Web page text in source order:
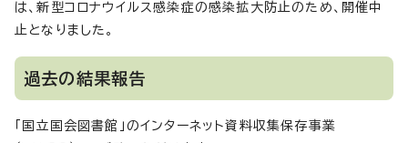
は、新型コロナウイルス感染症の感染拡大防止のため、開催中
止となりました。
過去の結果報告
「国立国会図書館」のインターネット資料収集保存事業